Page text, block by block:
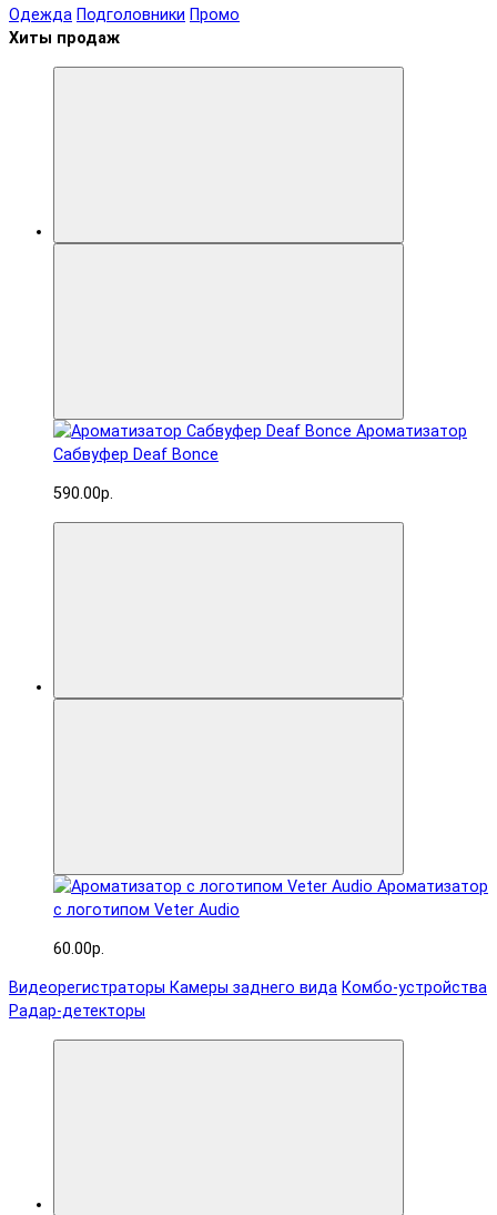
Одежда Подголовники Промо
Хиты продаж
Ароматизатор
Сабвуфер Deaf Bonce
590.00р.
Ароматизатор
с логотипом Veter Audio
60.00р.
Видеорегистраторы Камеры заднего вида Комбо-устройства
Радар-детекторы